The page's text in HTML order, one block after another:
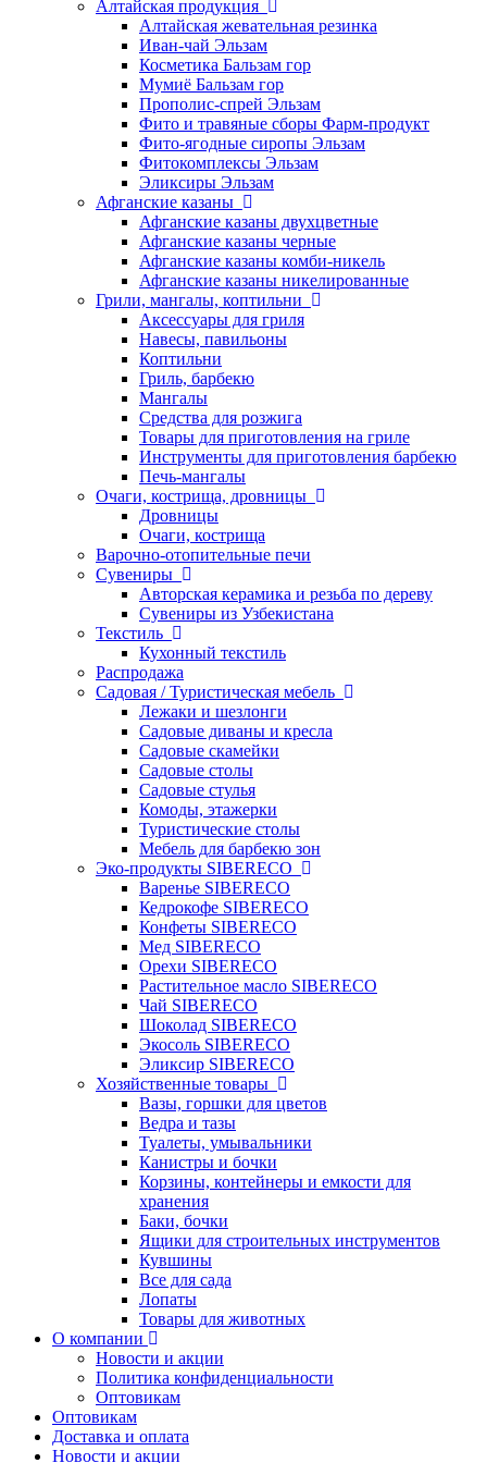
Алтайская продукция
Алтайская жевательная резинка
Иван-чай Эльзам
Косметика Бальзам гор
Мумиё Бальзам гор
Прополис-спрей Эльзам
Фито и травяные сборы Фарм-продукт
Фито-ягодные сиропы Эльзам
Фитокомплексы Эльзам
Эликсиры Эльзам
Афганские казаны
Афганские казаны двухцветные
Афганские казаны черные
Афганские казаны комби-никель
Афганские казаны никелированные
Грили, мангалы, коптильни
Аксессуары для гриля
Навесы, павильоны
Коптильни
Гриль, барбекю
Мангалы
Средства для розжига
Товары для приготовления на гриле
Инструменты для приготовления барбекю
Печь-мангалы
Очаги, кострища, дровницы
Дровницы
Очаги, кострища
Варочно-отопительные печи
Сувениры
Авторская керамика и резьба по дереву
Сувениры из Узбекистана
Текстиль
Кухонный текстиль
Распродажа
Садовая / Туристическая мебель
Лежаки и шезлонги
Садовые диваны и кресла
Садовые скамейки
Садовые столы
Садовые стулья
Комоды, этажерки
Туристические столы
Мебель для барбекю зон
Эко-продукты SIBERECO
Варенье SIBERECO
Кедрокофе SIBERECO
Конфеты SIBERECO
Мед SIBERECO
Орехи SIBERECO
Растительное масло SIBERECO
Чай SIBERECO
Шоколад SIBERECO
Экосоль SIBERECO
Эликсир SIBERECO
Хозяйственные товары
Вазы, горшки для цветов
Ведра и тазы
Туалеты, умывальники
Канистры и бочки
Корзины, контейнеры и емкости для
хранения
Баки, бочки
Ящики для строительных инструментов
Кувшины
Все для сада
Лопаты
Товары для животных
О компании
Новости и акции
Политика конфиденциальности
Оптовикам
Оптовикам
Доставка и оплата
Новости и акции